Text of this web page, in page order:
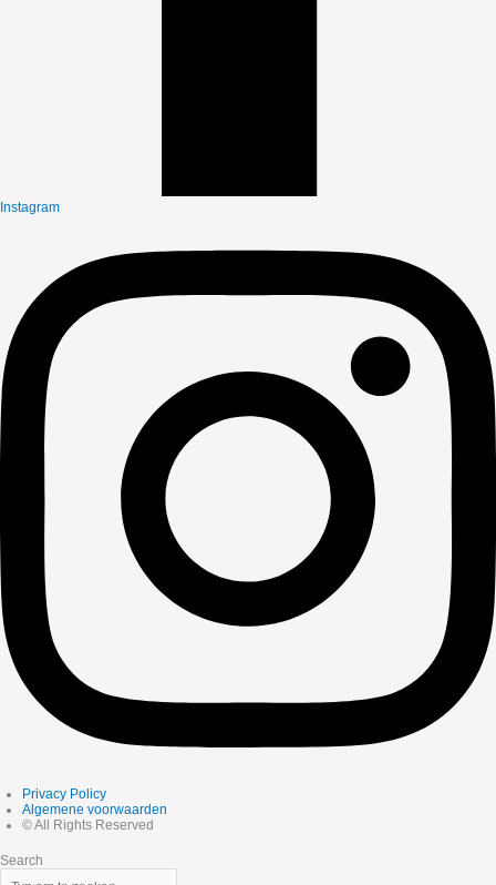
Instagram
Privacy Policy
Algemene voorwaarden
© All Rights Reserved
Search